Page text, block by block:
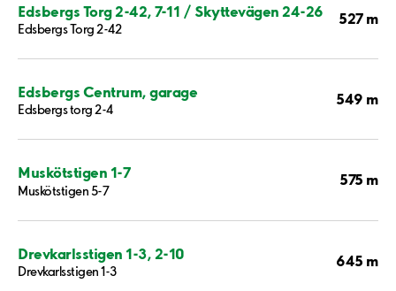
Edsbergs Torg 2-42, 7-11 / Skyttevägen 24-26
Edsbergs Torg 2-42
527 m
Edsbergs Centrum, garage
Edsbergs torg 2-4
549 m
Muskötstigen 1-7
Muskötstigen 5-7
575 m
Drevkarlsstigen 1-3, 2-10
Drevkarlsstigen 1-3
645 m